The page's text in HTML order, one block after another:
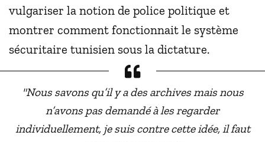
vulgariser la notion de police politique et
montrer comment fonctionnait le système
sécuritaire tunisien sous la dictature.
"Nous savons qu’il y a des archives mais nous
n’avons pas demandé à les regarder
individuellement, je suis contre cette idée, il faut